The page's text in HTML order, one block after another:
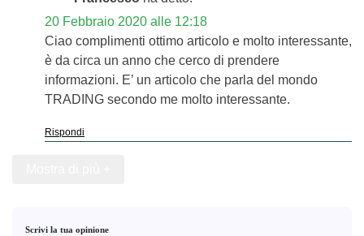
20 Febbraio 2020 alle 12:18
Ciao complimenti ottimo articolo e molto interessante,
è da circa un anno che cerco di prendere
informazioni. E’ un articolo che parla del mondo
TRADING secondo me molto interessante.
Rispondi
Scrivi la tua opinione